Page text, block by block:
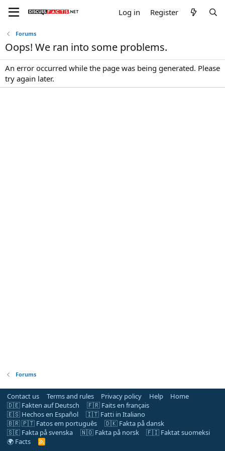
Log in Register
Forums
Oops! We ran into some problems.
An error occurred while the page was being generated. Please
try again later.
Forums
Contact us Terms and rules Privacy policy Help
Home
🇩🇪 Fakten auf Deutsch
🇫🇷 Faits en français
🇪🇸 Hechos en Español
🇮🇹 Fatti in Italiano
🇧🇷 🇵🇹 Fatos em português
🇩🇰 Fakta på dansk
🇸🇪 Fakta på svenska
🇳🇴 Fakta på norsk
🇫🇮 Faktat suomeksi
🌍 Facts
R